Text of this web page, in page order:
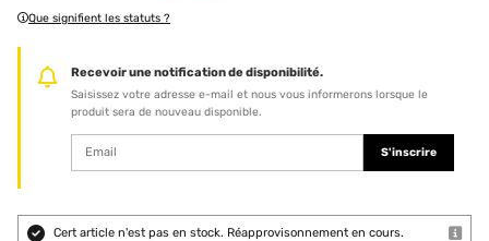
Que signifient les statuts ?
Recevoir une notification de disponibilité.
Saisissez votre adresse e-mail et nous vous informerons lorsque le
produit sera de nouveau disponible.
S'inscrire
Cert article n'est pas en stock. Réapprovisonnement en cours.